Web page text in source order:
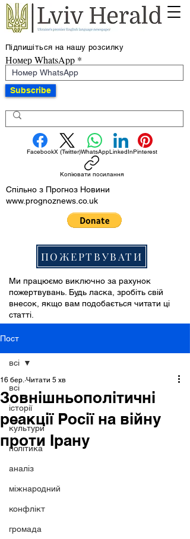
Підпишіться на нашу розсилку
Номер WhatsApp
Subscribe
FacebookX (Twitter)WhatsAppLinkedInPinterest
Копіювати посилання
Спільно з Прогноз Новини
www.prognoznews.co.uk
ПОЖЕРТВУВАТИ
Ми працюємо виключно за рахунок
пожертвувань. Будь ласка, зробіть свій
внесок, якщо вам подобається читати ці
статті.
Пост
всі
історії
культури
політика
аналіз
міжнародний
конфлікт
громада
всі
Зовнішньополітичні
реакції Росії на війну
проти Ірану
16 бер. Читати 5 хв